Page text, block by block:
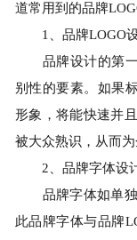
道常用到的品牌
1、品牌LOGO
品牌设计的第一
别性的要素。如果
形象，将能快速并
被大众熟识，从而为
2、品牌字体设
品牌字体如单独
此品牌字体与品牌